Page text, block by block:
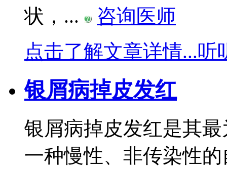
状，...
咨询医师
点击了解文章详情...听
银屑病掉皮发红
银屑病掉皮发红是其
一种慢性、非传染性